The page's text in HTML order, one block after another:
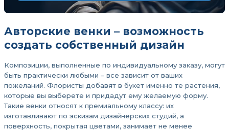
Авторские венки – возможность
создать собственный дизайн
Композиции, выполненные по индивидуальному заказу, могут
быть практически любыми – все зависит от ваших
пожеланий. Флористы добавят в букет именно те растения,
которые вы выберете и придадут ему желаемую форму.
Такие венки относят к премиальному классу: их
изготавливают по эскизам дизайнерских студий, а
поверхность, покрытая цветами, занимает не менее